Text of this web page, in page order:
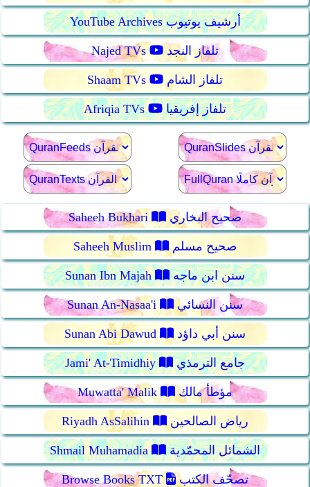
YouTube Archives أرشيف يوتيوب
Najed TVs تلفاز النجد
Shaam TVs تلفاز الشام
Afriqia TVs تلفاز إفريقيا
Saheeh Bukhari صحيح البخاري
Saheeh Muslim صحيح مسلم
Sunan Ibn Majah سنن ابن ماجه
Sunan An-Nasaa'i سنن النسائي
Sunan Abi Dawud سنن أبي داؤد
Jami' At-Timidhiy جامع الترمذي
Muwatta' Malik مؤطأ مالك
Riyadh AsSalihin رياض الصالحين
Shmail Muhamadia الشمائل المحمّدية
Browse Books TXT تصحّف الكتب